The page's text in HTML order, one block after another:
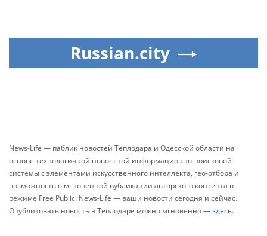
Russian.city
News-Life — паблик новостей Теплодара и Одесской области на
основе технологичной новостной информационно-поисковой
системы с элементами искусственного интеллекта, гео-отбора и
возможностью мгновенной публикации авторского контента в
режиме Free Public. News-Life — ваши новости сегодня и сейчас.
Опубликовать новость в Теплодаре можно мгновенно —здесь.